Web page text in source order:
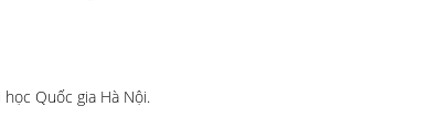
Quốc gia Hà Nội.